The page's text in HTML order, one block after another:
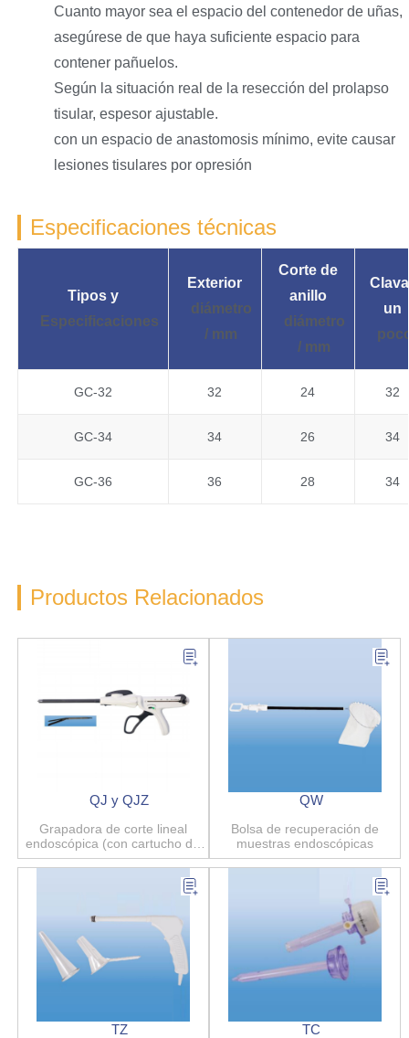
Cuanto mayor sea el espacio del contenedor de uñas,
asegúrese de que haya suficiente espacio para
contener pañuelos.
Según la situación real de la resección del prolapso
tisular, espesor ajustable.
con un espacio de anastomosis mínimo, evite causar
lesiones tisulares por opresión
Especificaciones técnicas
Tipos y
Especificaciones
Exterior
diámetro
/ mm
Corte de
anillo
diámetro
/ mm
un
GC-32 32 24 32
GC-34 34 26 34
GC-36 36 28 34
Productos Relacionados
QJ y QJZ
Grapadora de corte lineal
endoscópica (con cartucho de
carga)
QW
Bolsa de recuperación de
muestras endoscópicas
TZ TC